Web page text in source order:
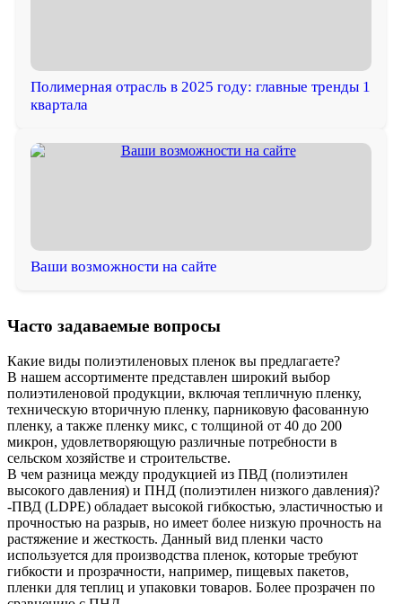
Полимерная отрасль в 2025 году: главные тренды 1
квартала
Ваши возможности на сайте
Часто задаваемые вопросы
Какие виды полиэтиленовых пленок вы предлагаете?
В нашем ассортименте представлен широкий выбор
полиэтиленовой продукции, включая тепличную пленку,
техническую вторичную пленку, парниковую фасованную
пленку, а также пленку микс, с толщиной от 40 до 200
микрон, удовлетворяющую различные потребности в
сельском хозяйстве и строительстве.
В чем разница между продукцией из ПВД (полиэтилен
высокого давления) и ПНД (полиэтилен низкого давления)?
-ПВД (LDPE) обладает высокой гибкостью, эластичностью и
прочностью на разрыв, но имеет более низкую прочность на
растяжение и жесткость. Данный вид пленки часто
используется для производства пленок, которые требуют
гибкости и прозрачности, например, пищевых пакетов,
пленки для теплиц и упаковки товаров. Более прозрачен по